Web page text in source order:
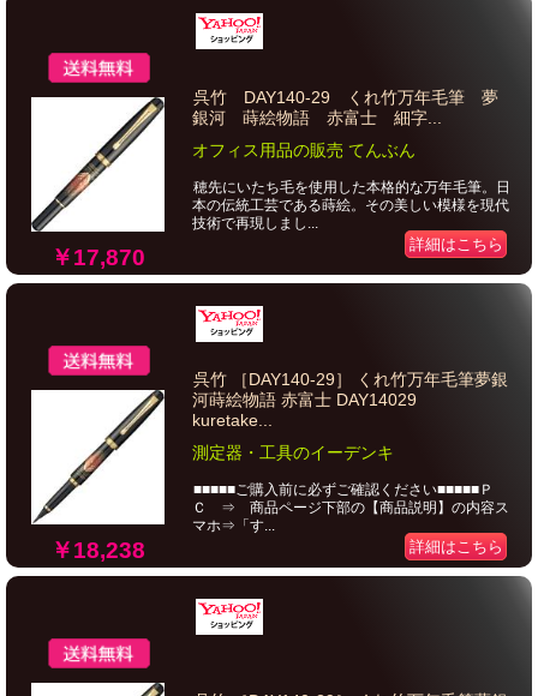
￥17,870
呉竹 DAY140-29 くれ竹万年毛筆 夢
銀河 蒔絵物語 赤富士 細字...
オフィス用品の販売 てんぶん
穂先にいたち毛を使用した本格的な万年毛筆。日
本の伝統工芸である蒔絵。その美しい模様を現代
技術で再現しまし...
詳細はこちら
￥18,238
呉竹 ［DAY140-29］ くれ竹万年毛筆夢銀
河蒔絵物語 赤富士 DAY14029
kuretake...
測定器・工具のイーデンキ
■■■■■ご購入前に必ずご確認ください■■■■■Ｐ
Ｃ ⇒ 商品ページ下部の【商品説明】の内容ス
マホ⇒「す...
詳細はこちら